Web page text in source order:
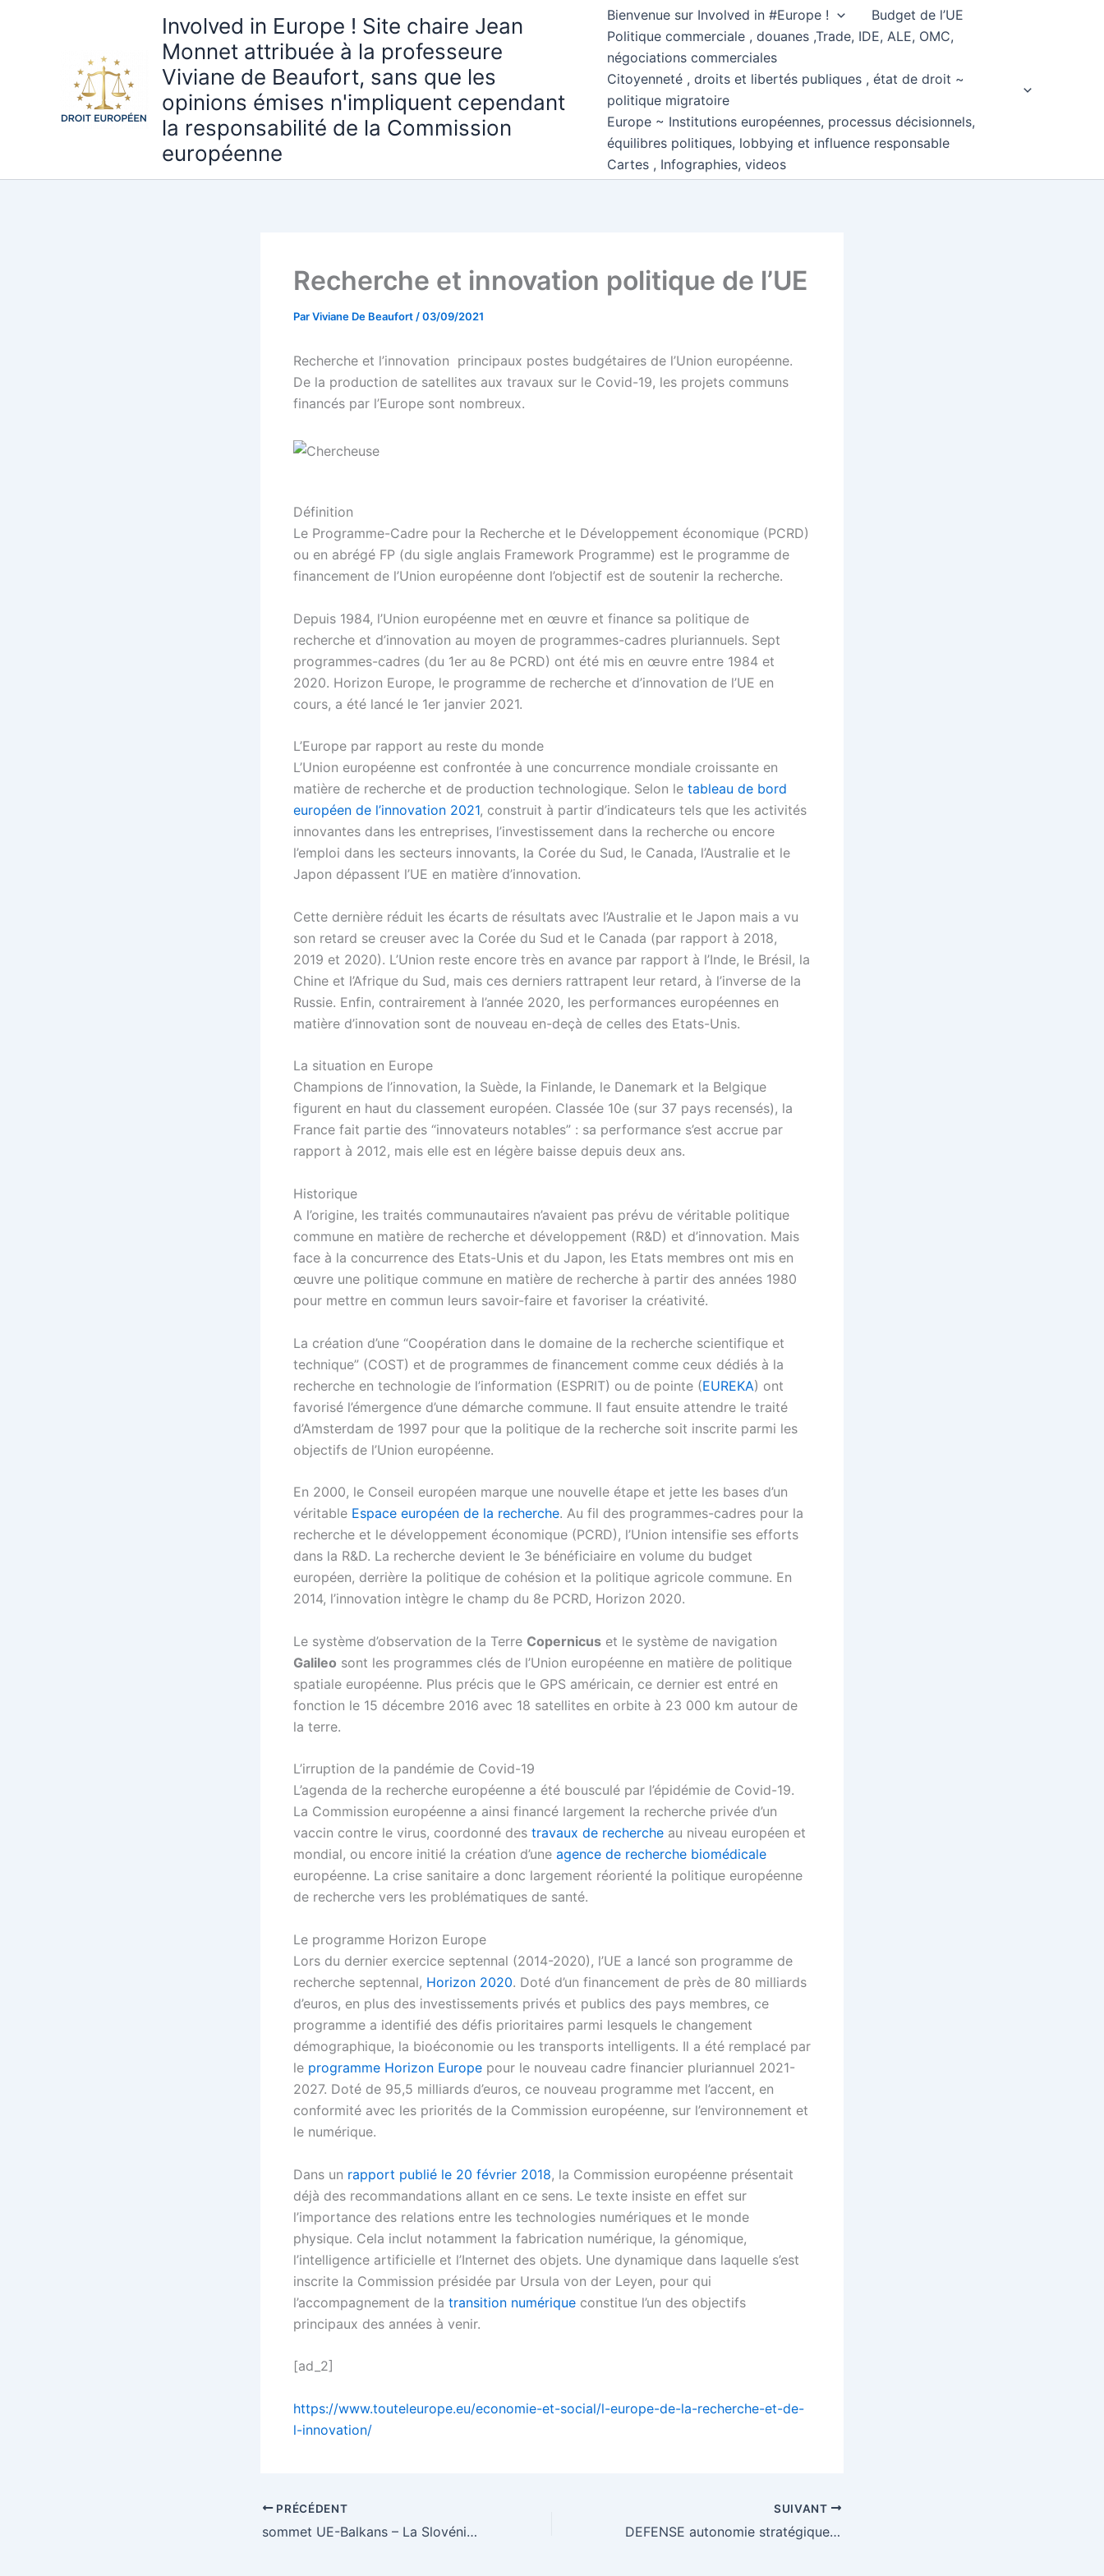
Involved in Europe ! Site chaire Jean
Monnet attribuée à la professeure
Viviane de Beaufort, sans que les
opinions émises n'impliquent cependant
la responsabilité de la Commission
européenne
Bienvenue sur Involved in #Europe !
Budget de l’UE
Politique commerciale , douanes ,Trade, IDE, ALE, OMC,
négociations commerciales
Citoyenneté , droits et libertés publiques , état de droit ~
politique migratoire
Europe ~ Institutions européennes, processus décisionnels,
équilibres politiques, lobbying et influence responsable
Cartes , Infographies, videos
Recherche et innovation politique de l’UE
ParViviane De Beaufort /03/09/2021
Recherche et l’innovation principaux postes budgétaires de l’Union européenne.
De la production de satellites aux travaux sur le Covid-19, les projets communs
financés par l’Europe sont nombreux.
Définition
Le Programme-Cadre pour la Recherche et le Développement économique (PCRD)
ou en abrégé FP (du sigle anglais Framework Programme) est le programme de
financement de l’Union européenne dont l’objectif est de soutenir la recherche.
Depuis 1984, l’Union européenne met en œuvre et finance sa politique de
recherche et d’innovation au moyen de programmes-cadres pluriannuels. Sept
programmes-cadres (du 1er au 8e PCRD) ont été mis en œuvre entre 1984 et
2020. Horizon Europe, le programme de recherche et d’innovation de l’UE en
cours, a été lancé le 1er janvier 2021.
L’Europe par rapport au reste du monde
L’Union européenne est confrontée à une concurrence mondiale croissante en
matière de recherche et de production technologique. Selon le tableau de bord
européen de l’innovation 2021, construit à partir d’indicateurs tels que les activités
innovantes dans les entreprises, l’investissement dans la recherche ou encore
l’emploi dans les secteurs innovants, la Corée du Sud, le Canada, l’Australie et le
Japon dépassent l’UE en matière d’innovation.
Cette dernière réduit les écarts de résultats avec l’Australie et le Japon mais a vu
son retard se creuser avec la Corée du Sud et le Canada (par rapport à 2018,
2019 et 2020). L’Union reste encore très en avance par rapport à l’Inde, le Brésil, la
Chine et l’Afrique du Sud, mais ces derniers rattrapent leur retard, à l’inverse de la
Russie. Enfin, contrairement à l’année 2020, les performances européennes en
matière d’innovation sont de nouveau en-deçà de celles des Etats-Unis.
La situation en Europe
Champions de l’innovation, la Suède, la Finlande, le Danemark et la Belgique
figurent en haut du classement européen. Classée 10e (sur 37 pays recensés), la
France fait partie des “innovateurs notables” : sa performance s’est accrue par
rapport à 2012, mais elle est en légère baisse depuis deux ans.
Historique
A l’origine, les traités communautaires n’avaient pas prévu de véritable politique
commune en matière de recherche et développement (R&D) et d’innovation. Mais
face à la concurrence des Etats-Unis et du Japon, les Etats membres ont mis en
œuvre une politique commune en matière de recherche à partir des années 1980
pour mettre en commun leurs savoir-faire et favoriser la créativité.
La création d’une “Coopération dans le domaine de la recherche scientifique et
technique” (COST) et de programmes de financement comme ceux dédiés à la
recherche en technologie de l’information (ESPRIT) ou de pointe (EUREKA) ont
favorisé l’émergence d’une démarche commune. Il faut ensuite attendre le traité
d’Amsterdam de 1997 pour que la politique de la recherche soit inscrite parmi les
objectifs de l’Union européenne.
En 2000, le Conseil européen marque une nouvelle étape et jette les bases d’un
véritable Espace européen de la recherche. Au fil des programmes-cadres pour la
recherche et le développement économique (PCRD), l’Union intensifie ses efforts
dans la R&D. La recherche devient le 3e bénéficiaire en volume du budget
européen, derrière la politique de cohésion et la politique agricole commune. En
2014, l’innovation intègre le champ du 8e PCRD, Horizon 2020.
Le système d’observation de la Terre Copernicus et le système de navigation
Galileo sont les programmes clés de l’Union européenne en matière de politique
spatiale européenne. Plus précis que le GPS américain, ce dernier est entré en
fonction le 15 décembre 2016 avec 18 satellites en orbite à 23 000 km autour de
la terre.
L’irruption de la pandémie de Covid-19
L’agenda de la recherche européenne a été bousculé par l’épidémie de Covid-19.
La Commission européenne a ainsi financé largement la recherche privée d’un
vaccin contre le virus, coordonné des travaux de recherche au niveau européen et
mondial, ou encore initié la création d’une agence de recherche biomédicale
européenne. La crise sanitaire a donc largement réorienté la politique européenne
de recherche vers les problématiques de santé.
Le programme Horizon Europe
Lors du dernier exercice septennal (2014-2020), l’UE a lancé son programme de
recherche septennal, Horizon 2020. Doté d’un financement de près de 80 milliards
d’euros, en plus des investissements privés et publics des pays membres, ce
programme a identifié des défis prioritaires parmi lesquels le changement
démographique, la bioéconomie ou les transports intelligents. Il a été remplacé par
le programme Horizon Europe pour le nouveau cadre financier pluriannuel 2021-
2027. Doté de 95,5 milliards d’euros, ce nouveau programme met l’accent, en
conformité avec les priorités de la Commission européenne, sur l’environnement et
le numérique.
Dans un rapport publié le 20 février 2018, la Commission européenne présentait
déjà des recommandations allant en ce sens. Le texte insiste en effet sur
l’importance des relations entre les technologies numériques et le monde
physique. Cela inclut notamment la fabrication numérique, la génomique,
l’intelligence artificielle et l’Internet des objets. Une dynamique dans laquelle s’est
inscrite la Commission présidée par Ursula von der Leyen, pour qui
l’accompagnement de la transition numérique constitue l’un des objectifs
principaux des années à venir.
[ad_2]
https://www.touteleurope.eu/economie-et-social/l-europe-de-la-recherche-et-de-
l-innovation/
PRÉCÉDENT
sommet UE-Balkans – La Slovénie veut en faire un événement régulier – EURACTIV.fr
SUIVANT
DEFENSE autonomie stratégique dépendance à l’égard des USA – EURACTIV.fr